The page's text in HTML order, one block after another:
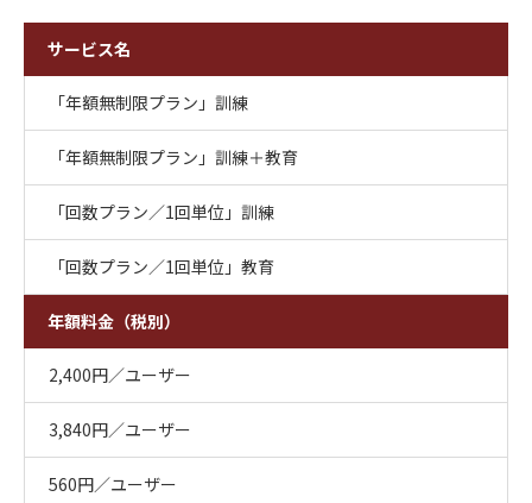
サービス名
年額料金（税別）
「年額無制限プラン」訓練
2,400円／ユーザー
「年額無制限プラン」訓練＋教育
3,840円／ユーザー
「回数プラン／1回単位」訓練
560円／ユーザー
「回数プラン／1回単位」教育